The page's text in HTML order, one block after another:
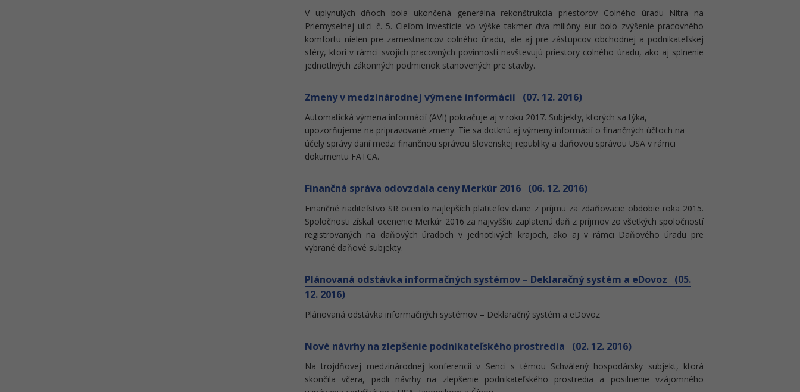
V uplynulých dňoch bola ukončená generálna rekonštrukcia priestorov Colného úradu Nitra na
Priemyselnej ulici č. 5. Cieľom investície vo výške takmer dva milióny eur bolo zvýšenie pracovného
komfortu nielen pre zamestnancov colného úradu, ale aj pre zástupcov obchodnej a podnikateľskej
sféry, ktorí v rámci svojich pracovných povinností navštevujú priestory colného úradu, ako aj splnenie
jednotlivých zákonných podmienok stanovených pre stavby.
Zmeny v medzinárodnej výmene informácií (07. 12. 2016)
Automatická výmena informácií (AVI) pokračuje aj v roku 2017. Subjekty, ktorých sa týka,
upozorňujeme na pripravované zmeny. Tie sa dotknú aj výmeny informácií o finančných účtoch na
účely správy daní medzi finančnou správou Slovenskej republiky a daňovou správou USA v rámci
dokumentu FATCA.
Finančná správa odovzdala ceny Merkúr 2016 (06. 12. 2016)
Finančné riaditeľstvo SR ocenilo najlepších platiteľov dane z príjmu za zdaňovacie obdobie roka 2015.
Spoločnosti získali ocenenie Merkúr 2016 za najvyššiu zaplatenú daň z príjmov zo všetkých spoločností
registrovaných na daňových úradoch v jednotlivých krajoch, ako aj v rámci Daňového úradu pre
vybrané daňové subjekty.
Plánovaná odstávka informačných systémov – Deklaračný systém a eDovoz (05.
12. 2016)
Plánovaná odstávka informačných systémov – Deklaračný systém a eDovoz
Nové návrhy na zlepšenie podnikateľského prostredia (02. 12. 2016)
Na trojdňovej medzinárodnej konferencii v Senci s témou Schválený hospodársky subjekt, ktorá
skončila včera, padli návrhy na zlepšenie podnikateľského prostredia a posilnenie vzájomného